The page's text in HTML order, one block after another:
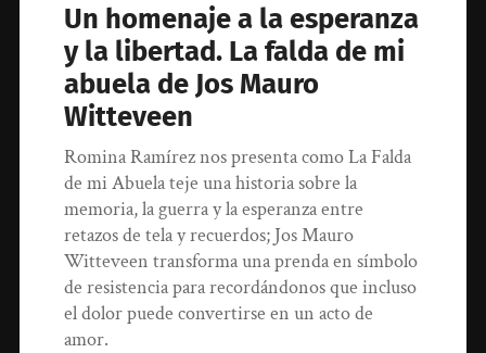
Un homenaje a la esperanza
y la libertad. La falda de mi
abuela de Jos Mauro
Witteveen
Romina Ramírez nos presenta como La Falda
de mi Abuela teje una historia sobre la
memoria, la guerra y la esperanza entre
retazos de tela y recuerdos; Jos Mauro
Witteveen transforma una prenda en símbolo
de resistencia para recordándonos que incluso
el dolor puede convertirse en un acto de
amor.